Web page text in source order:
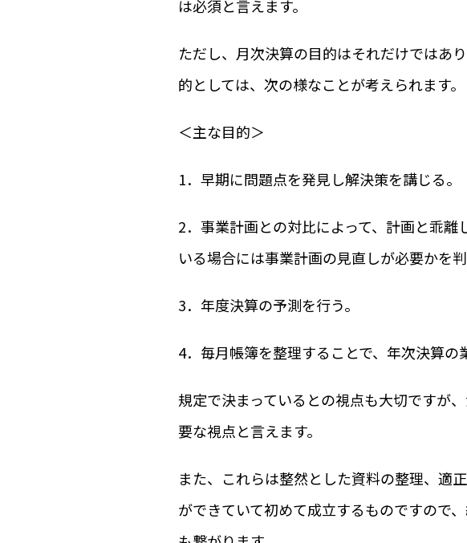
は必須と言えます。
ただし、月次決算の目的はそれだけではあ
的としては、次の様なことが考えられます。
＜主な目的＞
1．早期に問題点を発見し解決策を講じる。
2．事業計画との対比によって、計画と乖離
いる場合には事業計画の見直しが必要かを判
3．年度決算の予測を行う。
4．毎月帳簿を整理することで、年次決算の
規定で決まっているとの視点も大切ですが
要な視点と言えます。
また、これらは整然とした資料の整理、適
ができていて初めて成立するものですので